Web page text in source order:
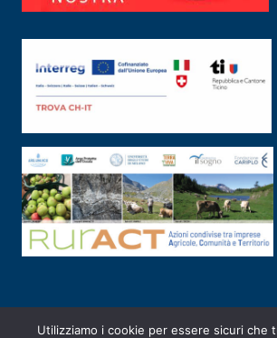
Utilizziamo i cookie per essere sicuri che